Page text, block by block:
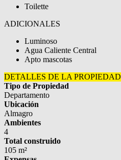
Toilette
ADICIONALES
Luminoso
Agua Caliente Central
Apto mascotas
DETALLES DE LA PROPIEDAD
Tipo de Propiedad
Departamento
Ubicación
Almagro
Ambientes
4
Total construido
105 m²